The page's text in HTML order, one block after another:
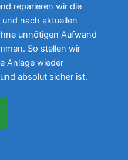
reparieren wir die
nach aktuellen
unnötigen Aufwand
So stellen wir
Anlage wieder
absolut sicher ist.